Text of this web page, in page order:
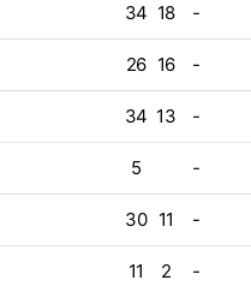
34 18 -
26 16 -
34 13 -
5 -
30 11 -
11 2 -